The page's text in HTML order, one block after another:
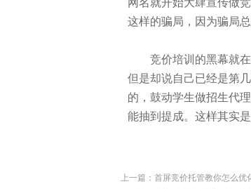
网名就开始大肆宣传做
这样的骗局，因为骗局总
竞价培训的黑幕就在
但是却说自己已经是第
的，鼓动学生做招生代
能抽到提成。这样其实
上一篇： 首屏竞价托管教你怎么优